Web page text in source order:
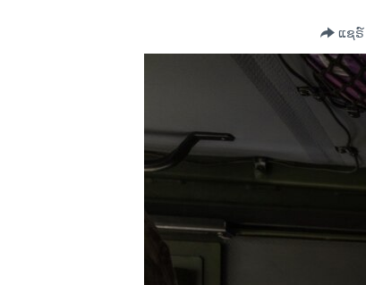
ວິທະຍາສາດ-ເທັກໂນໂລຈີ
ແຊຣ໌